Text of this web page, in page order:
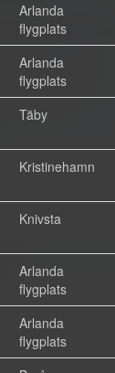
Arlanda
flygplats
Arlanda
flygplats
Täby
Kristinehamn
Knivsta
Arlanda
flygplats
Arlanda
flygplats